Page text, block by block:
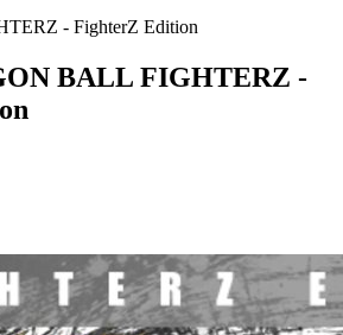
- FighterZ Edition
BALL FIGHTERZ -